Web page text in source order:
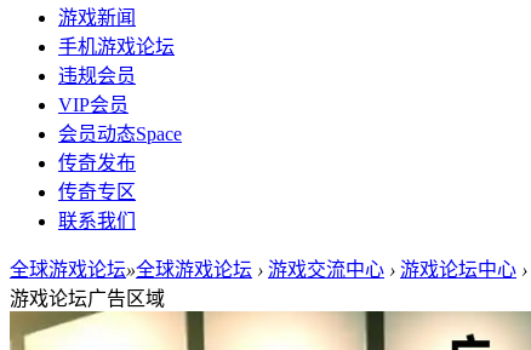
游戏新闻
手机游戏论坛
违规会员
VIP会员
会员动态Space
传奇发布
传奇专区
联系我们
全球游戏论坛»全球游戏论坛 › 游戏交流中心 › 游戏论坛中心 ›
游戏论坛广告区域